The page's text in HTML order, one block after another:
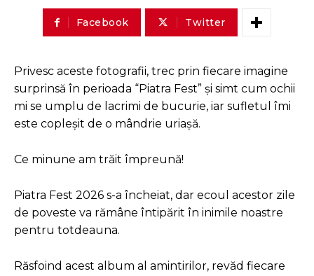
Facebook Twitter
Privesc aceste fotografii, trec prin fiecare imagine
surprinsă în perioada “Piatra Fest” și simt cum ochii
mi se umplu de lacrimi de bucurie, iar sufletul îmi
este copleșit de o mândrie uriașă.
Ce minune am trăit împreună!
Piatra Fest 2026 s-a încheiat, dar ecoul acestor zile
de poveste va rămâne întipărit în inimile noastre
pentru totdeauna.
Răsfoind acest album al amintirilor, revăd fiecare